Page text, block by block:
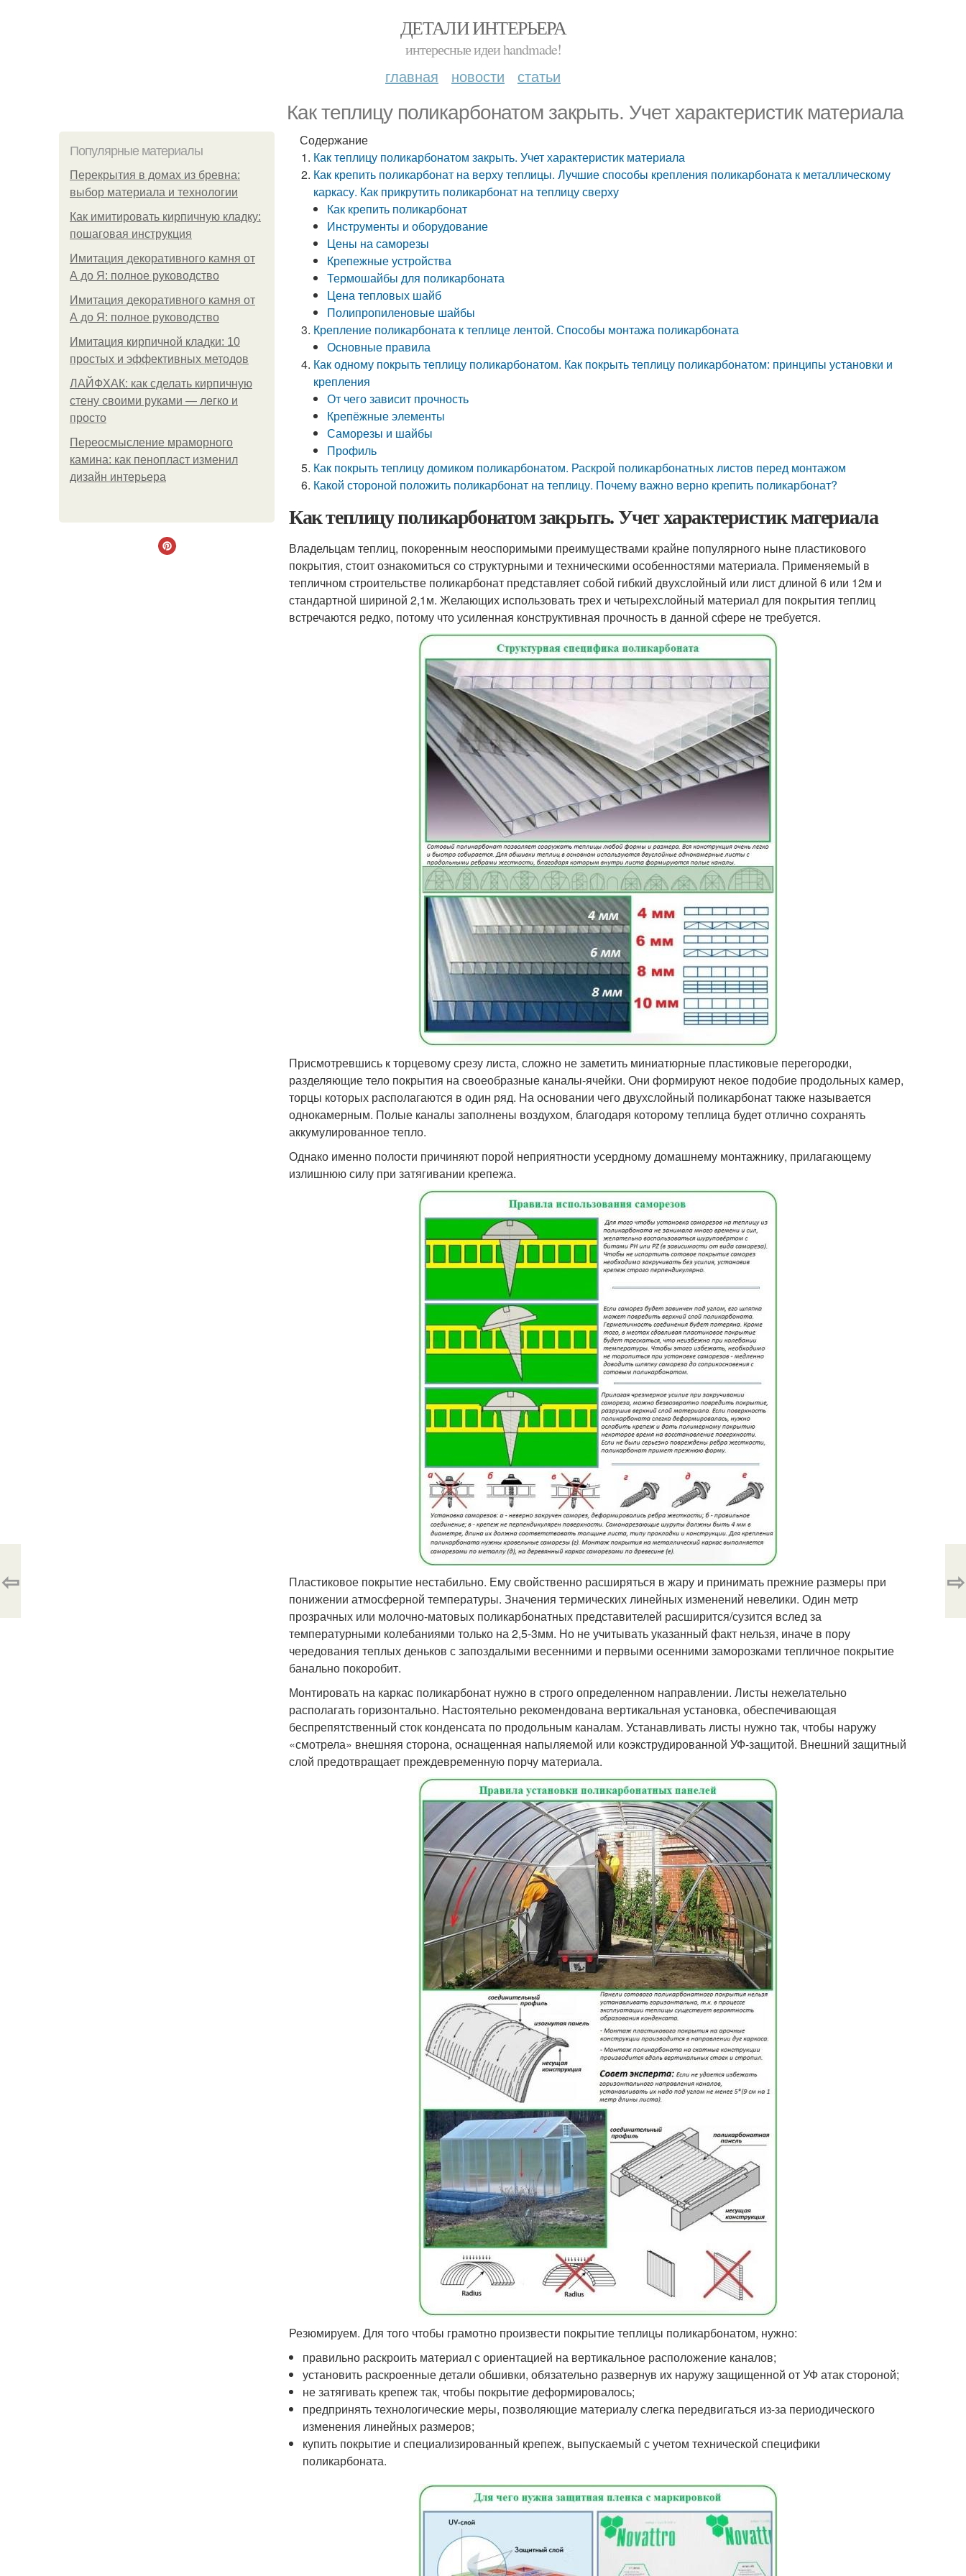
ДЕТАЛИ ИНТЕРЬЕРА
интересные идеи handmade!
главная новости статьи
Как теплицу поликарбонатом закрыть. Учет характеристик материала
Популярные материалы
Перекрытия в домах из бревна:
выбор материала и технологии
Как имитировать кирпичную кладку:
пошаговая инструкция
Имитация декоративного камня от
А до Я: полное руководство
Имитация декоративного камня от
А до Я: полное руководство
Имитация кирпичной кладки: 10
простых и эффективных методов
ЛАЙФХАК: как сделать кирпичную
стену своими руками — легко и
просто
Переосмысление мраморного
камина: как пенопласт изменил
дизайн интерьера
Содержание
Как теплицу поликарбонатом закрыть. Учет характеристик материала
Как крепить поликарбонат на верху теплицы. Лучшие способы крепления поликарбоната к металлическому
каркасу. Как прикрутить поликарбонат на теплицу сверху
Как крепить поликарбонат
Инструменты и оборудование
Цены на саморезы
Крепежные устройства
Термошайбы для поликарбоната
Цена тепловых шайб
Полипропиленовые шайбы
Крепление поликарбоната к теплице лентой. Способы монтажа поликарбоната
Основные правила
Как одному покрыть теплицу поликарбонатом. Как покрыть теплицу поликарбонатом: принципы установки и
крепления
От чего зависит прочность
Крепёжные элементы
Саморезы и шайбы
Профиль
Как покрыть теплицу домиком поликарбонатом. Раскрой поликарбонатных листов перед монтажом
Какой стороной положить поликарбонат на теплицу. Почему важно верно крепить поликарбонат?
Как теплицу поликарбонатом закрыть. Учет характеристик материала
Владельцам теплиц, покоренным неоспоримыми преимуществами крайне популярного ныне пластикового
покрытия, стоит ознакомиться со структурными и техническими особенностями материала. Применяемый в
тепличном строительстве поликарбонат представляет собой гибкий двухслойный или лист длиной 6 или 12м и
стандартной шириной 2,1м. Желающих использовать трех и четырехслойный материал для покрытия теплиц
встречаются редко, потому что усиленная конструктивная прочность в данной сфере не требуется.
Присмотревшись к торцевому срезу листа, сложно не заметить миниатюрные пластиковые перегородки,
разделяющие тело покрытия на своеобразные каналы-ячейки. Они формируют некое подобие продольных камер,
торцы которых располагаются в один ряд. На основании чего двухслойный поликарбонат также называется
однокамерным. Полые каналы заполнены воздухом, благодаря которому теплица будет отлично сохранять
аккумулированное тепло.
Однако именно полости причиняют порой неприятности усердному домашнему монтажнику, прилагающему
излишнюю силу при затягивании крепежа.
Пластиковое покрытие нестабильно. Ему свойственно расширяться в жару и принимать прежние размеры при
понижении атмосферной температуры. Значения термических линейных изменений невелики. Один метр
прозрачных или молочно-матовых поликарбонатных представителей расширится/сузится вслед за
температурными колебаниями только на 2,5-3мм. Но не учитывать указанный факт нельзя, иначе в пору
чередования теплых деньков с запоздалыми весенними и первыми осенними заморозками тепличное покрытие
банально покоробит.
Монтировать на каркас поликарбонат нужно в строго определенном направлении. Листы нежелательно
располагать горизонтально. Настоятельно рекомендована вертикальная установка, обеспечивающая
беспрепятственный сток конденсата по продольным каналам. Устанавливать листы нужно так, чтобы наружу
«смотрела» внешняя сторона, оснащенная напыляемой или коэкструдированной УФ-защитой. Внешний защитный
слой предотвращает преждевременную порчу материала.
Резюмируем. Для того чтобы грамотно произвести покрытие теплицы поликарбонатом, нужно:
правильно раскроить материал с ориентацией на вертикальное расположение каналов;
установить раскроенные детали обшивки, обязательно развернув их наружу защищенной от УФ атак стороной;
не затягивать крепеж так, чтобы покрытие деформировалось;
предпринять технологические меры, позволяющие материалу слегка передвигаться из-за периодического
изменения линейных размеров;
купить покрытие и специализированный крепеж, выпускаемый с учетом технической специфики
поликарбоната.
⇦ ⇨